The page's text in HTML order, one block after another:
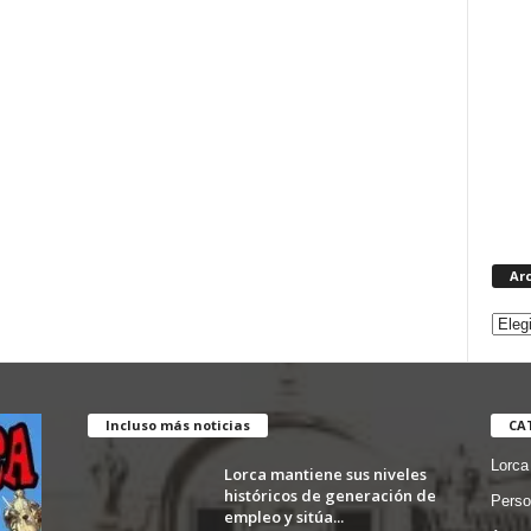
Incluso más noticias
Lorca mantiene sus niveles
históricos de generación de
empleo y sitúa...
Lorca